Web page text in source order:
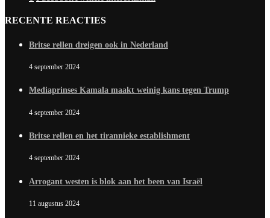
RECENTE REACTIES
Britse rellen dreigen ook in Nederland
4 september 2024
Mediaprinses Kamala maakt weinig kans tegen Trump
4 september 2024
Britse rellen en het tirannieke establishment
4 september 2024
Arrogant westen is blok aan het been van Israël
11 augustus 2024